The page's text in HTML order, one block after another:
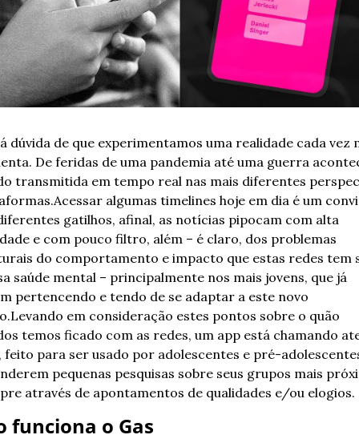
dúvida de que experimentamos uma realidade cada vez
De feridas de uma pandemia até uma guerra
transmitida em tempo real nas mais diferentes
Acessar algumas timelines hoje em dia é um
gatilhos, afinal, as notícias pipocam com alta
e com pouco filtro, além – é claro, dos problemas
do comportamento e impacto que estas redes tem
saúde mental – principalmente nos mais jovens, que já
pertencendo e tendo de se adaptar a este novo
Levando em consideração estes pontos sobre o quão
temos ficado com as redes, um app está chamando
feito para ser usado por adolescentes e pré-
pequenas pesquisas sobre seus grupos mais
através de apontamentos de qualidades e/ou elogios.
funciona o Gas